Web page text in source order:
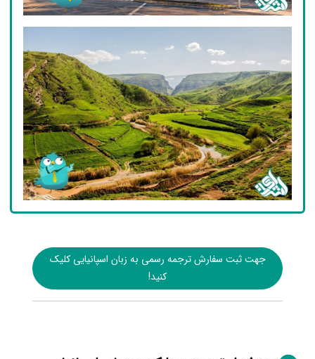
جهت ثبت سفارش ترجمه رسمی به زبان اسپانیایی کلیک
کنید!